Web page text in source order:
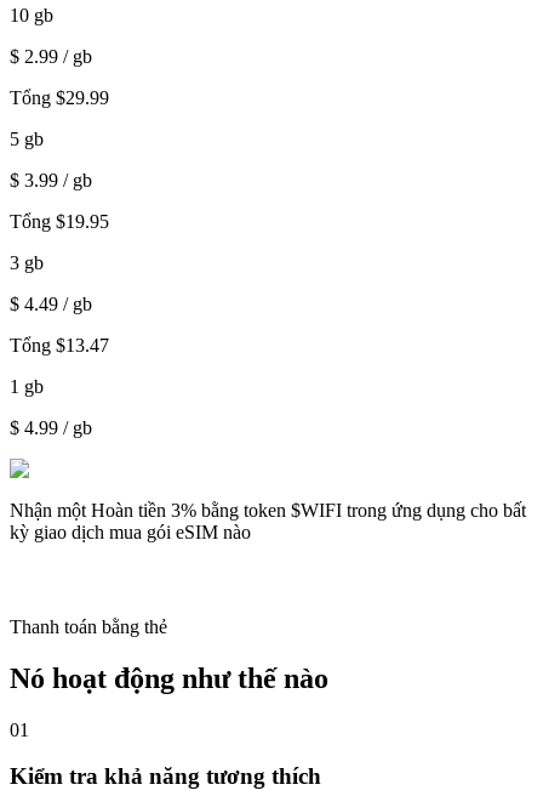
10 gb
$ 2.99 / gb
Tổng $29.99
5 gb
$ 3.99 / gb
Tổng $19.95
3 gb
$ 4.49 / gb
Tổng $13.47
1 gb
$ 4.99 / gb
Nhận một Hoàn tiền 3% bằng token $WIFI trong ứng dụng cho bất
kỳ giao dịch mua gói eSIM nào
Thanh toán bằng thẻ
Nó hoạt động như thế nào
01
Kiểm tra khả năng tương thích